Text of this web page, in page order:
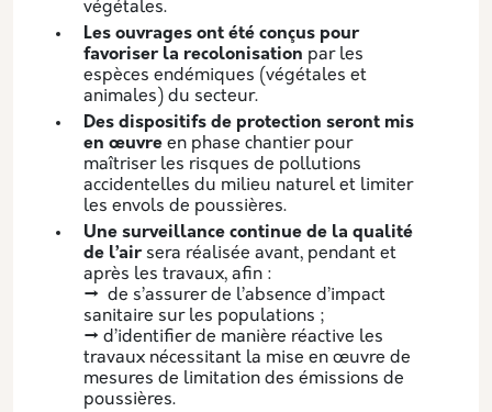
végétales.
Les ouvrages ont été conçus pour
favoriser la recolonisation par les
espèces endémiques (végétales et
animales) du secteur.
Des dispositifs de protection seront mis
en œuvre en phase chantier pour
maîtriser les risques de pollutions
accidentelles du milieu naturel et limiter
les envols de poussières.
Une surveillance continue de la qualité
de l’airsera réalisée avant, pendant et
après les travaux, afin :
→ de s’assurer de l’absence d’impact
sanitaire sur les populations ;
→ d’identifier de manière réactive les
travaux nécessitant la mise en œuvre de
mesures de limitation des émissions de
poussières.